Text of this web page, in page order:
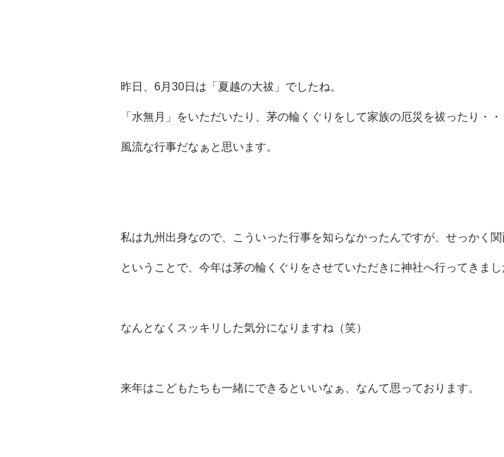
昨日、6月30日は「夏越の大祓」でしたね。
「水無月」をいただいたり、茅の輪くぐりをして家族の厄災を祓ったり・・
風流な行事だなぁと思います。
私は九州出身なので、こういった行事を知らなかったんですが、せっかく関
ということで、今年は茅の輪くぐりをさせていただきに神社へ行ってきまし
なんとなくスッキリした気分になりますね（笑）
来年はこどもたちも一緒にできるといいなぁ、なんて思っております。